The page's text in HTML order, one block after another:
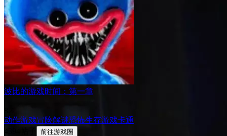
波比的游戏时间：第一章
动作游戏冒险解谜恐怖生存游戏卡通
前往游戏圈